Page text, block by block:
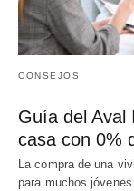
CONSEJOS
Guía del Aval
casa con 0%
La compra de una
para muchos